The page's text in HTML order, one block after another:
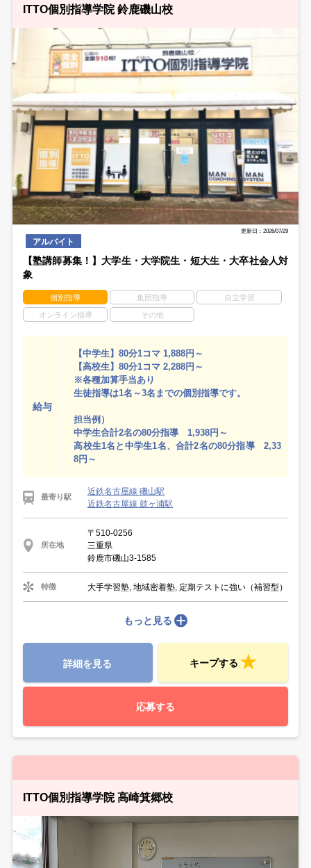
ITTO個別指導学院 鈴鹿磯山校
更新日：2026/07/29
アルバイト
【塾講師募集！】大学生・大学院生・短大生・大卒社会人対
象
個別指導 集団指導 自立学習
オンライン指導 その他
給与
【中学生】80分1コマ 1,888円～
【高校生】80分1コマ 2,288円～
※各種加算手当あり
生徒指導は1名～3名までの個別指導です。
担当例）
中学生合計2名の80分指導 1,938円～
高校生1名と中学生1名、合計2名の80分指導 2,33
8円～
最寄り駅
近鉄名古屋線 磯山駅
近鉄名古屋線 鼓ヶ浦駅
所在地
〒510-0256
三重県
鈴鹿市磯山3-1585
特徴 大手学習塾, 地域密着塾, 定期テストに強い（補習型）
もっと見る
詳細を見る キープする
応募する
ITTO個別指導学院 高崎箕郷校